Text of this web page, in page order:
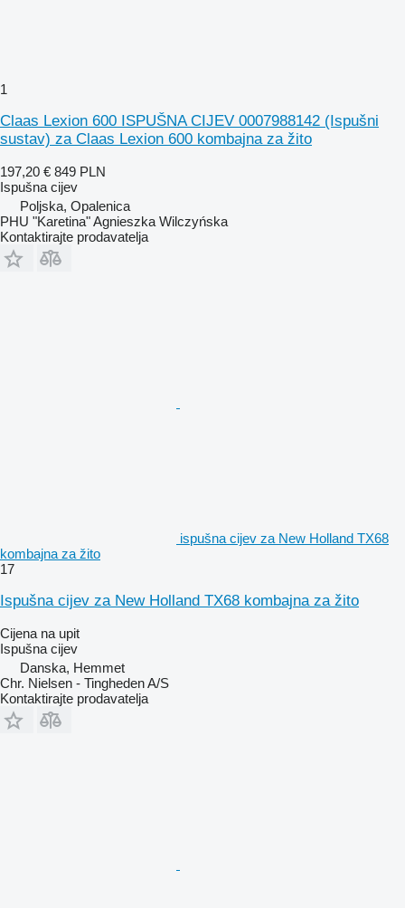
1
Claas Lexion 600 ISPUŠNA CIJEV 0007988142 (Ispušni
sustav) za Claas Lexion 600 kombajna za žito
197,20 € 849 PLN
Ispušna cijev
Poljska, Opalenica
PHU "Karetina" Agnieszka Wilczyńska
Kontaktirajte prodavatelja
ispušna cijev za New Holland TX68
kombajna za žito
17
Ispušna cijev za New Holland TX68 kombajna za žito
Cijena na upit
Ispušna cijev
Danska, Hemmet
Chr. Nielsen - Tingheden A/S
Kontaktirajte prodavatelja